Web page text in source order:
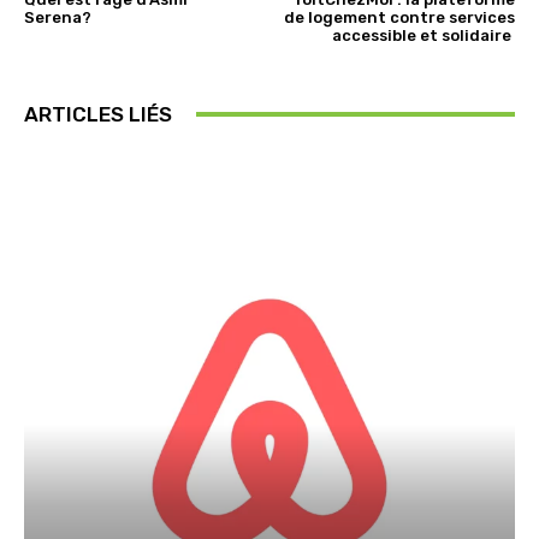
Serena?
de logement contre services
accessible et solidaire
ARTICLES LIÉS